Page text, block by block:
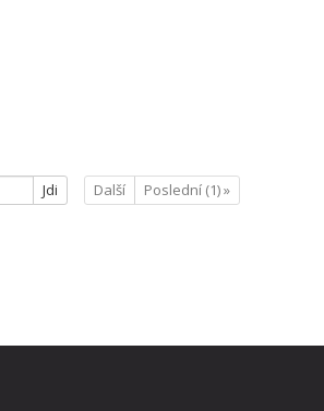
Jdi Další Poslední (1) »